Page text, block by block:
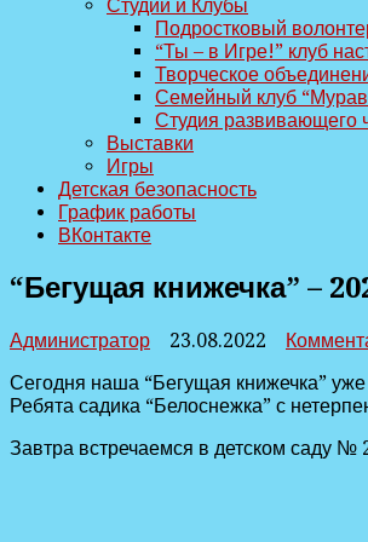
Студии и Клубы
Подростковый
“Ты – в Игре!” клуб
Творческое
Семейный клуб
Студия развивающего
Выставки
Игры
Детская безопасность
График работы
ВКонтакте
“Бегущая книжечка” –
Администратор 23.08.2022
Сегодня наша “Бегущая книжечка”
Ребята садика “Белоснежка” с
Завтра встречаемся в детском саду №